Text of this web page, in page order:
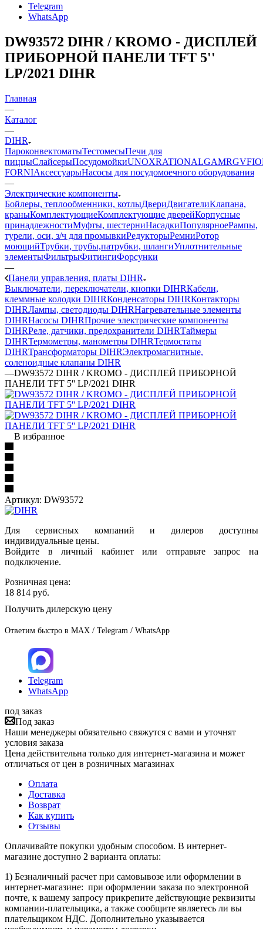
Telegram
WhatsApp
DW93572 DIHR / KROMO - ДИСПЛЕЙ
ПРИБОРНОЙ ПАНЕЛИ TFT 5''
LP/2021 DIHR
Главная
—
Каталог
—
DIHR
ПароконвектоматыТестомесыПечи для
пиццыСлайсерыПосудомойкиUNOXRATIONALGAMRGV
FORNIАксессуарыНасосы для посудомоечного оборудования
—
Электрические компоненты
Бойлеры, теплообменники, котлыДвериДвигателиКлапана,
краныКомплектующиеКомплектующие дверейКорпусные
принадлежностиМуфты, шестерниНасадкиПопулярноеРампы,
турели, оси, з/ч для промывкиРедукторыРемниРотор
моющийТрубки, трубы,патрубки, шлангиУплотнительные
элементыФильтрыФитингиФорсунки
—
Панели управления, платы DIHR
Выключатели, переключатели, кнопки DIHRКабели,
клеммные колодки DIHRКонденсаторы DIHRКонтакторы
DIHRЛампы, светодиоды DIHRНагревательные элементы
DIHRНасосы DIHRПрочие электрические компоненты
DIHRРеле, датчики, предохранители DIHRТаймеры
DIHRТермометры, манометры DIHRТермостаты
DIHRТрансформаторы DIHRЭлектромагнитные,
соленоидные клапаны DIHR
—DW93572 DIHR / KROMO - ДИСПЛЕЙ ПРИБОРНОЙ
ПАНЕЛИ TFT 5'' LP/2021 DIHR
В избранное
Артикул: DW93572
Для сервисных компаний и дилеров доступны
индивидуальные цены.
Войдите в личный кабинет или отправьте запрос на
подключение.
Розничная цена:
18 814 руб.
Получить дилерскую цену
Ответим быстро в MAX / Telegram / WhatsApp
Telegram
WhatsApp
под заказ
Под заказ
Наши менеджеры обязательно свяжутся с вами и уточнят
условия заказа
Цена действительна только для интернет-магазина и может
отличаться от цен в розничных магазинах
Оплата
Доставка
Возврат
Как купить
Отзывы
Оплачивайте покупки удобным способом. В интернет-
магазине доступно 2 варианта оплаты:
1) Безналичный расчет при самовывозе или оформлении в
интернет-магазине: при оформлении заказа по электронной
почте, к вашему запросу прикрепите действующие реквизиты
компании-плательщика, а также сообщите являетесь ли вы
плательщиком НДС. Дополнительно указывается